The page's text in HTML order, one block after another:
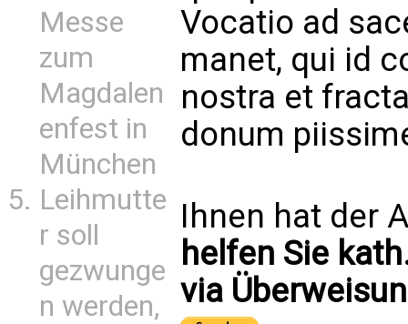
Messe
zum
Magdalen
enfest in
München
Leihmutte
r soll
gezwunge
n werden,
Vocatio ad
manet, qui id
nostra et
donum
Ihnen hat der
helfen Sie
via